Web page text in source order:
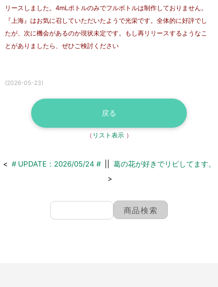
リースしました。4mLボトルのみでフルボトルは制作しておりません。
『上海』はお気に召していただいたようで光栄です。全体的に好評でし
たが、次に機会があるのか現状未定です。もし再リリースするようなこ
とがありましたら、ぜひご検討ください
(2026-05-23)
戻る
（ リスト表示）
< # UPDATE：2026/05/24 #|| 葛の花が好きでリピしてます。
>